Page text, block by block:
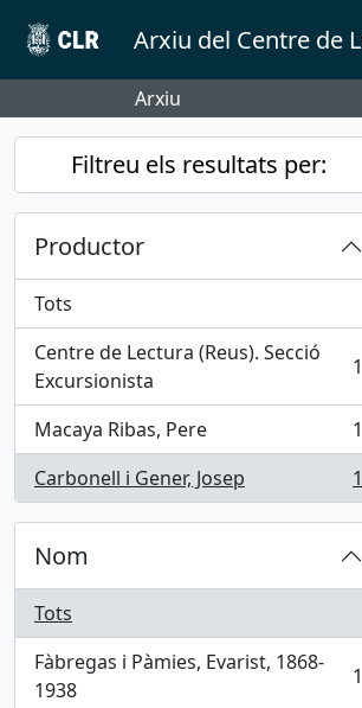
Skip to main content
Arxiu del Centre de
Arxiu
Filtreu els resultats per:
Productor
Tots
Centre de Lectura (Reus). Secció
Excursionista
, 1 results 1
Macaya Ribas, Pere
, 1 results
1
Carbonell i Gener, Josep
, 1 results 1
Nom
Tots
Fàbregas i Pàmies, Evarist, 1868-
1938
, 1 results 1